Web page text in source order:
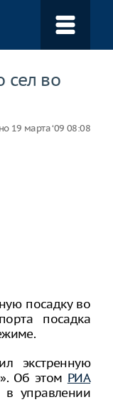
сел во
19 марта ‘09 08:08
посадку во
посадка
экстренную
Об этом РИА
управлении